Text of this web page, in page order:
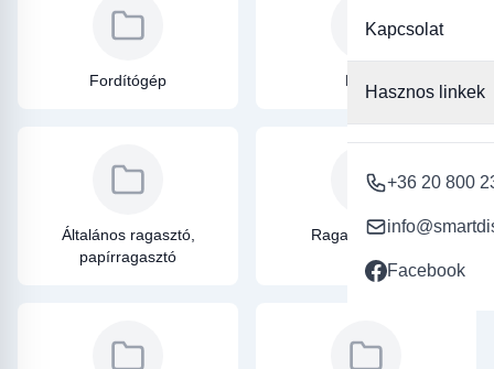
Kapcsolat
Hasznos linkek
+36 20 800
Facebook
környezet a lehető leggazdaságosabban és leghatékonyabban
működjön. Fedezze fel kínálatunkat, és válassza ki azokat az
vállalkozása igényeihez, így növelve a produktivitást és az irodai
munkafolyamatok minőségét.
Fordítógép Etikett
Általános ragasztó,
papírragasztó
Ragasztószalag